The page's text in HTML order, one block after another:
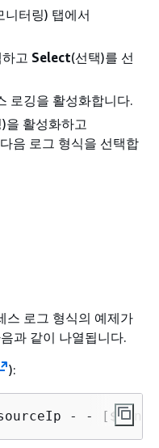
니터링) 탭에서
고 Select(선택)를 선
로깅을 활성화합니다.
을 활성화하고
음 로그 형식을 선택합
스 로그 형식의 예제가
과 같이 나열됩니다.
):
- -